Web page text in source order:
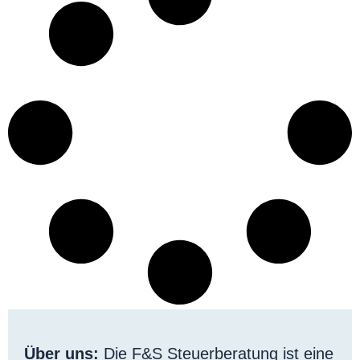
Über uns: Die F&S Steuerberatung ist eine